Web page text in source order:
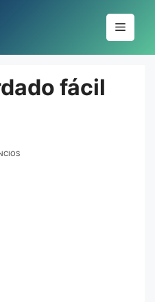
Menu
fácil